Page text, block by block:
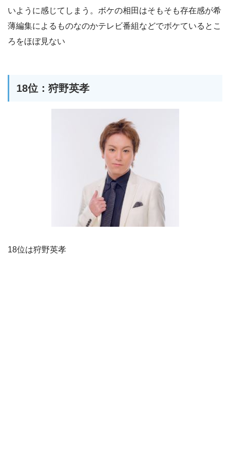
いように感じてしまう。ボケの相田はそもそも存在感が希
薄編集によるものなのかテレビ番組などでボケているとこ
ろをほぼ見ない
18位：狩野英孝
18位は狩野英孝